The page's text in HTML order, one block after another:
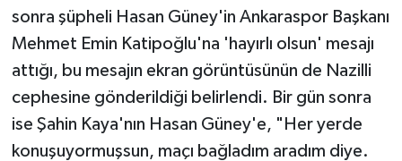
sonra şüpheli Hasan Güney'in Ankaraspor Başkanı
Mehmet Emin Katipoğlu'na 'hayırlı olsun' mesajı
attığı, bu mesajın ekran görüntüsünün de Nazilli
cephesine gönderildiği belirlendi. Bir gün sonra
ise Şahin Kaya'nın Hasan Güney'e, "Her yerde
konuşuyormuşsun, maçı bağladım aradım diye.